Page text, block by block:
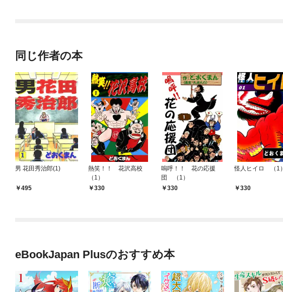
同じ作者の本
男 花田秀治郎(1)
495
熱笑！！ 花沢高校
（1）
330
嗚呼！！ 花の応援
団 （1）
330
怪人ヒイロ （1）
330
eBookJapan Plusのおすすめ本